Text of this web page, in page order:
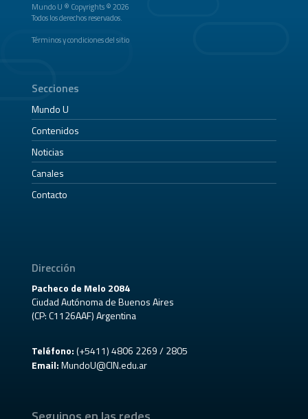
Mundo U ® Copyrights © 2026
Todos los derechos reservados.
Términos y condiciones del sitio
Secciones
Mundo U
Contenidos
Noticias
Canales
Contacto
Dirección
Pacheco de Melo 2084
Ciudad Autónoma de Buenos Aires
(CP: C1126AAF) Argentina
Teléfono:(+5411) 4806 2269 / 2805
Email: MundoU@CIN.edu.ar